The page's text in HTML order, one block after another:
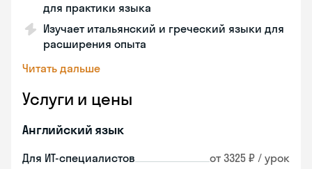
для практики языка
Изучает итальянский и греческий языки для
расширения опыта
Читать дальше
Услуги и цены
Английский язык
Для ИТ-специалистов от 3325 ₽ / урок